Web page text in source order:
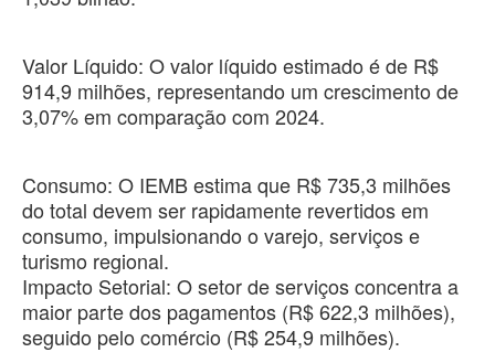
​Valor Líquido: O valor líquido estimado é de R$
914,9 milhões, representando um crescimento de
3,07% em comparação com 2024.
​Consumo: O IEMB estima que R$ 735,3 milhões
do total devem ser rapidamente revertidos em
consumo, impulsionando o varejo, serviços e
turismo regional.
​Impacto Setorial: O setor de serviços concentra a
maior parte dos pagamentos (R$ 622,3 milhões),
seguido pelo comércio (R$ 254,9 milhões).